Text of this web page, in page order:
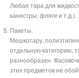
Любая тара для
канистры, фляги и т.д.).
Пакеты.
Мешкотару,
отдельную категорию,
разнообразен.
этих предметов не